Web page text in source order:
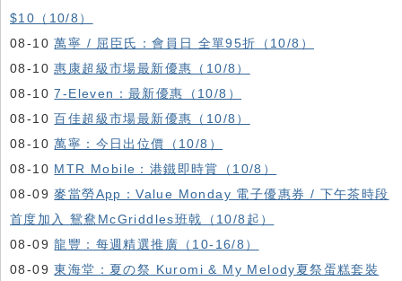
$10（10/8）
08-10萬寧 / 屈臣氏：會員日 全單95折（10/8）
08-10惠康超級市場最新優惠（10/8）
08-107-Eleven：最新優惠（10/8）
08-10百佳超級市場最新優惠（10/8）
08-10萬寧：今日出位價（10/8）
08-10 MTR Mobile：港鐵即時賞（10/8）
08-09麥當勞App：Value Monday 電子優惠券 / 下午茶時段
首度加入 鴛鴦McGriddles班戟（10/8起）
08-09龍豐：每週精選推廣（10-16/8）
08-09東海堂：夏の祭 Kuromi & My Melody夏祭蛋糕套裝